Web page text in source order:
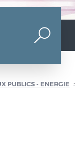
PUBLICS - ENERGIE